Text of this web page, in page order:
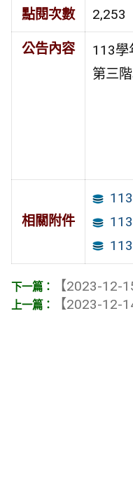
點閱次數 2,253
公告內容 113學
第三
相關附件
【2023-12-
【2023-12-